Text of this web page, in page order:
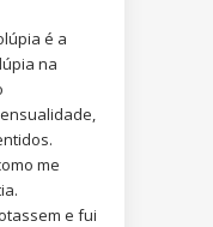
é a
na
me
e fui